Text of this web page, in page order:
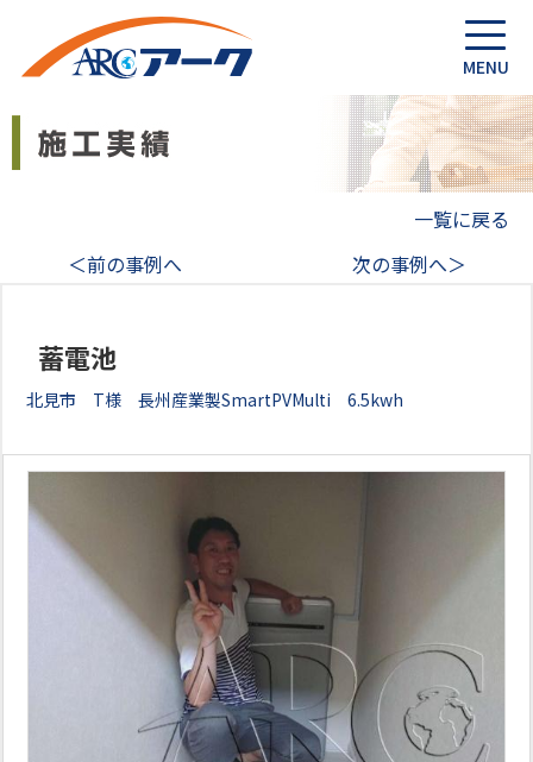
一覧に戻る
＜前の事例へ
次の事例へ＞
蓄電池
北見市 T様 長州産業製SmartPVMulti 6.5kwh